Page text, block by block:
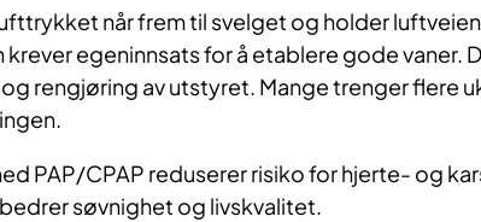
når frem til svelget og holder
krever egeninnsats for å etablere gode
rengjøring av utstyret. Mange trenger flere
PAP/CPAP reduserer risiko for hjerte- og
søvnighet og livskvalitet.